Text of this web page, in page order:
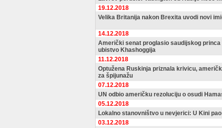
19.12.2018
Velika Britanija nakon Brexita uvodi novi
14.12.2018
Američki senat proglasio saudijskog princa
ubistvo Khashoggija
11.12.2018
Optužena Ruskinja priznala krivicu,
za špijunažu
07.12.2018
UN odbio američku rezoluciju o osudi
05.12.2018
Lokalno stanovništvo u nevjerici: U Kini
03.12.2018